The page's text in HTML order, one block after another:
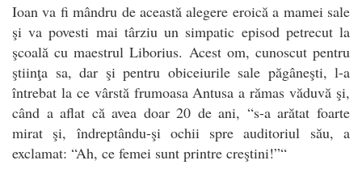
Ioan va fi mândru de această alegere eroică a mamei sale
şi va povesti mai târziu un simpatic episod petrecut la
şcoală cu maestrul Liborius. Acest om, cunoscut pentru
ştiinţa sa, dar şi pentru obiceiurile sale păgâneşti, l-a
întrebat la ce vârstă frumoasa Antusa a rămas văduvă şi,
când a aflat că avea doar 20 de ani, “s-a arătat foarte
mirat şi, îndreptându-şi ochii spre auditoriul său, a
exclamat: “Ah, ce femei sunt printre creştini!”“